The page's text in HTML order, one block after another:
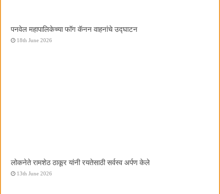
पनवेल महापालिकेच्या फॉग कॅनन वाहनांचे उद्घाटन
18th June 2026
लोकनेते रामशेठ ठाकूर यांनी रयतेसाठी सर्वस्व अर्पण केले
13th June 2026